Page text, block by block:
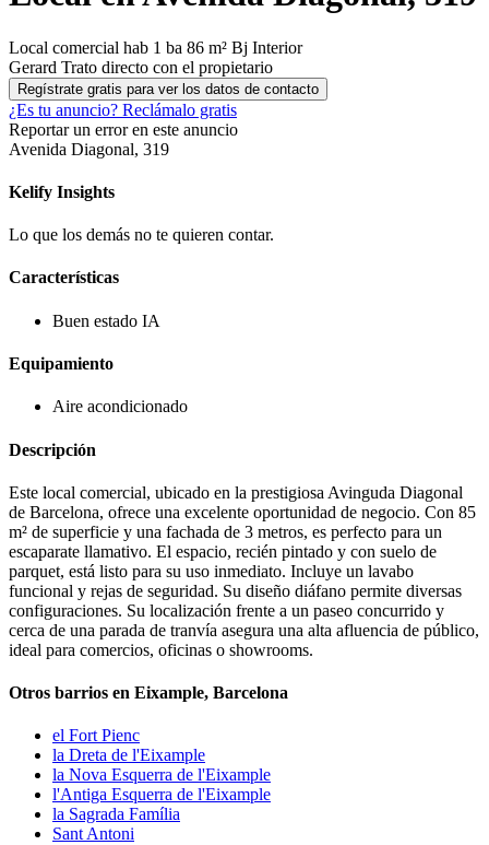
Local comercial hab 1 ba 86 m² Bj Interior
Gerard Trato directo con el propietario
Regístrate gratis para ver los datos de contacto
¿Es tu anuncio? Reclámalo gratis
Reportar un error en este anuncio
Avenida Diagonal, 319
Kelify Insights
Lo que los demás no te quieren contar.
Características
Buen estado IA
Equipamiento
Aire acondicionado
Descripción
Este local comercial, ubicado en la prestigiosa Avinguda Diagonal
de Barcelona, ofrece una excelente oportunidad de negocio. Con 85
m² de superficie y una fachada de 3 metros, es perfecto para un
escaparate llamativo. El espacio, recién pintado y con suelo de
parquet, está listo para su uso inmediato. Incluye un lavabo
funcional y rejas de seguridad. Su diseño diáfano permite diversas
configuraciones. Su localización frente a un paseo concurrido y
cerca de una parada de tranvía asegura una alta afluencia de público,
ideal para comercios, oficinas o showrooms.
Otros barrios en Eixample, Barcelona
el Fort Pienc
la Dreta de l'Eixample
la Nova Esquerra de l'Eixample
l'Antiga Esquerra de l'Eixample
la Sagrada Família
Sant Antoni